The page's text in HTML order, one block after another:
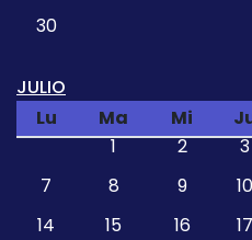
30
JULIO
Lu
Ma Mi
1
2 3
7
8 9 10
14
15 16 17